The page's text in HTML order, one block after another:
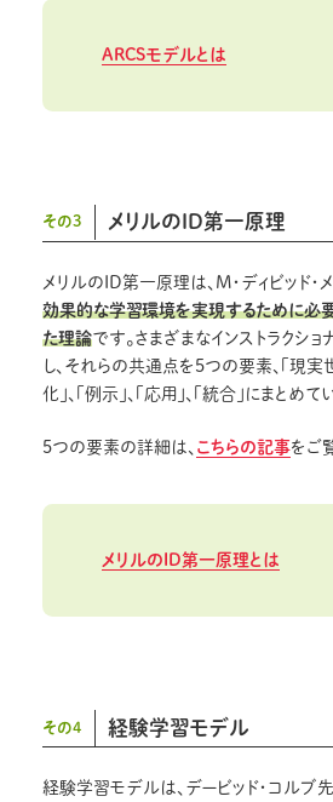
ARCSモデルとは
その3 メリルのID第一原理
メリルのID第一原理は、M・ディビッド・
効果的な学習環境を実現するために必
た理論です。さまざまなインストラクシ
し、それらの共通点を5つの要素、「現実
化」、「例示」、「応用」、「統合」にまとめて
5つの要素の詳細は、 こちらの記事をご
メリルのID第一原理とは
その4 経験学習モデル
経験学習モデルは、デービッド・コルブ